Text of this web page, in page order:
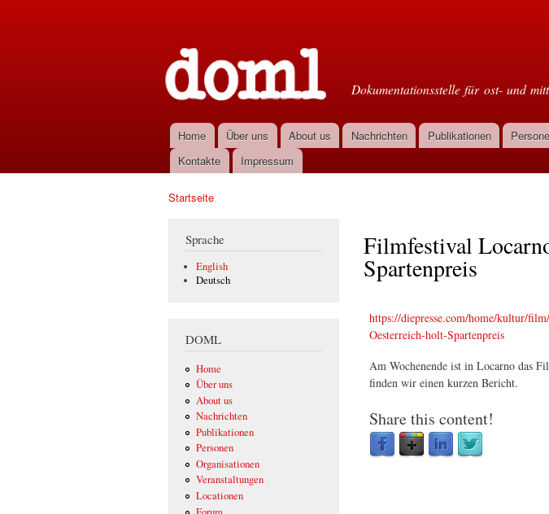
Dokumentationsstelle für ost- und
Hauptmenü
Home Über uns About us Nachrichten Publikationen
Kontakte
Impressum
Startseite
Sprache
English
Deutsch
DOML
Home
Über uns
About us
Nachrichten
Publikationen
Personen
Organisationen
Veranstaltungen
Locationen
Filmfestival
Spartenpreis
https://diepresse.com/home/kultur/
Oesterreich-holt-Spartenpreis
Am Wochenende ist in Locarno das
finden wir einen kurzen Bericht.
Share this content!